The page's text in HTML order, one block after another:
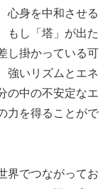
心身を中和させる
もし「塔」が出た
し掛かっている可
強いリズムとエネ
の中の不安定なエ
力を得ることがで
界でつながってお